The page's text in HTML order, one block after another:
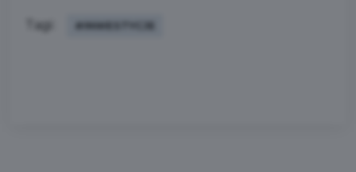
Tagi: #INWESTYCJE